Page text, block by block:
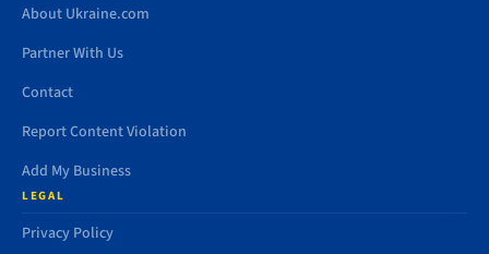
About Ukraine.com
Partner With Us
Contact
Report Content Violation
Add My Business
LEGAL
Privacy Policy